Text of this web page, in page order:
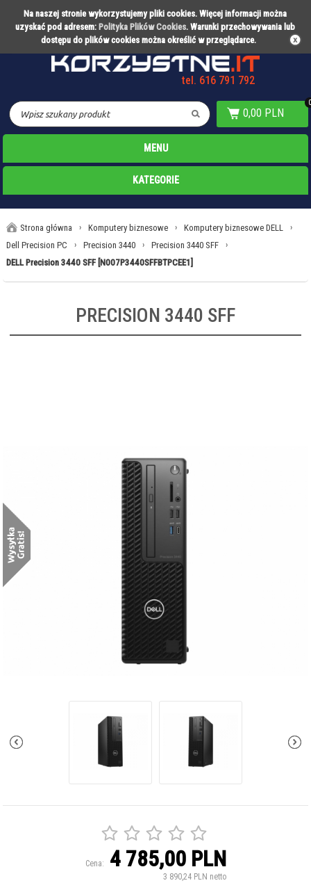
Na naszej stronie wykorzystujemy pliki cookies. Więcej informacji można
uzyskać pod adresem: Polityka Plików Cookies. Warunki przechowywania lub
dostępu do plików cookies można określić w przeglądarce.
Partner technologiczny Warty Poznań
tel. 616 791 792
0,00 PLN
0
MENU
KATEGORIE
Strona główna › Komputery biznesowe › Komputery biznesowe DELL ›
Dell Precision PC › Precision 3440 › Precision 3440 SFF ›
DELL Precision 3440 SFF [N007P3440SFFBTPCEE1]
PRECISION 3440 SFF
Cena: 4 785,00 PLN
3 890,24 PLN netto